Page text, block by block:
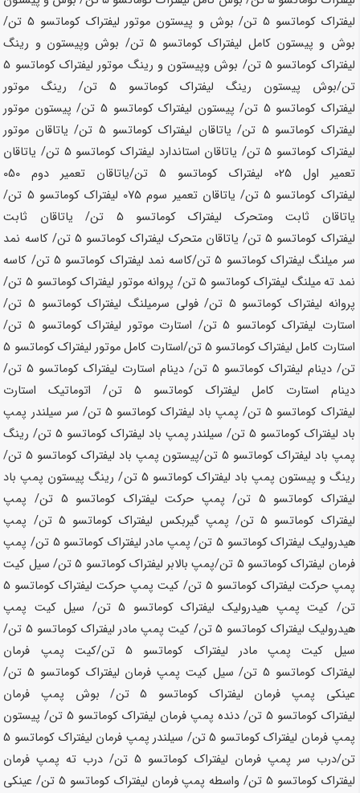
لیفتراک کوماتسو
/ بوش و پیستون موتور لیفتراک کوماتسو
/
بوش و پیستون کامل لیفتراک کوماتسو 5 تن
/ بوش وپیستون و رینگ
لیفتراک کوماتسو
/ بوش وپیستون و رینگ موتور لیفتراک کوماتسو 5
تن/بوش پیستون رینگ لیفتراک کوماتسو 5 تن
/ رینگ موتور
لیفتراک کوماتسو 5 تن / پیستون لیفتراک کوماتسو
/ پیستون موتور
لیفتراک کوماتسو 5 تن / یاتاقان لیفتراک کوماتسو
/ یاتاقان موتور
لیفتراک کوماتسو
/ یاتاقان استاندارد لیفتراک کوماتسو 5 تن
/ یاتاقان
تعمیر اول 025 لیفتراک کوماتسو
/یاتاقان تعمیر دوم 050
لیفتراک کوماتسو
/ یاتاقان تعمیر سوم 075 لیفتراک کوماتسو 5 تن
/
یاتاقان ثابت ومتحرک لیفتراک کوماتسو 5 تن
/ یاتاقان ثابت
لیفتراک کوماتسو
/ یاتاقان متحرک لیفتراک کوماتسو
/ کاسه نمد
سر میلنگ لیفتراک کوماتسو
/کاسه نمد لیفتراک کوماتسو
/ کاسه
نمد ته میلنگ لیفتراک کوماتسو
/ پروانه موتور لیفتراک کوماتسو 5 تن
/
پروانه لیفتراک کوماتسو 5 تن / فولی سرمیلنگ لیفتراک کوماتسو
/
استارت لیفتراک کوماتسو
/ استارت موتور لیفتراک کوماتسو 5 تن
/
استارت کامل لیفتراک کوماتسو 5 تن /استارت کامل موتور لیفتراک کوماتسو 5
تن/ دینام لیفتراک کوماتسو 5 تن / دینام استارت لیفتراک کوماتسو
/
دینام استارت کامل لیفتراک کوماتسو 5 تن
/ اتوماتیک استارت
لیفتراک کوماتسو
/ پمپ باد لیفتراک کوماتسو 5 تن
/ سر سیلندر پمپ
باد لیفتراک کوماتسو
/ سیلندر پمپ باد لیفتراک کوماتسو
/ رینگ
پمپ باد لیفتراک کوماتسو
/پیستون پمپ باد لیفتراک کوماتسو
/
رینگ و پیستون پمپ باد لیفتراک کوماتسو 5 تن
/ رینگ پیستون پمپ باد
لیفتراک کوماتسو 5 تن / پمپ حرکت لیفتراک کوماتسو 5 تن
/ پمپ
لیفتراک کوماتسو
/ پمپ گیربکس لیفتراک کوماتسو 5 تن
/ پمپ
هیدرولیک لیفتراک کوماتسو 5 تن / پمپ مادر لیفتراک کوماتسو 5 تن
/ پمپ
فرمان لیفتراک کوماتسو 5 تن /پمپ بالابر لیفتراک کوماتسو
/ سیل کیت
پمپ حرکت لیفتراک کوماتسو 5 تن / کیت پمپ حرکت لیفتراک کوماتسو 5
تن/ کیت پمپ هیدرولیک لیفتراک کوماتسو
/ سیل کیت پمپ
هیدرولیک لیفتراک کوماتسو
/ کیت پمپ مادر لیفتراک کوماتسو
/
سیل کیت پمپ مادر لیفتراک کوماتسو
/کیت پمپ فرمان
لیفتراک کوماتسو
/ سیل کیت پمپ فرمان لیفتراک کوماتسو
/
عینکی پمپ فرمان لیفتراک کوماتسو
/ بوش پمپ فرمان
لیفتراک کوماتسو 5 تن / دنده پمپ فرمان لیفتراک کوماتسو
/ پیستون
پمپ فرمان لیفتراک کوماتسو
/ سیلندر پمپ فرمان لیفتراک کوماتسو 5
تن/درب سر پمپ فرمان لیفتراک کوماتسو
/ درب ته پمپ فرمان
لیفتراک کوماتسو 5 تن / واسطه پمپ فرمان لیفتراک کوماتسو
/ عینکی